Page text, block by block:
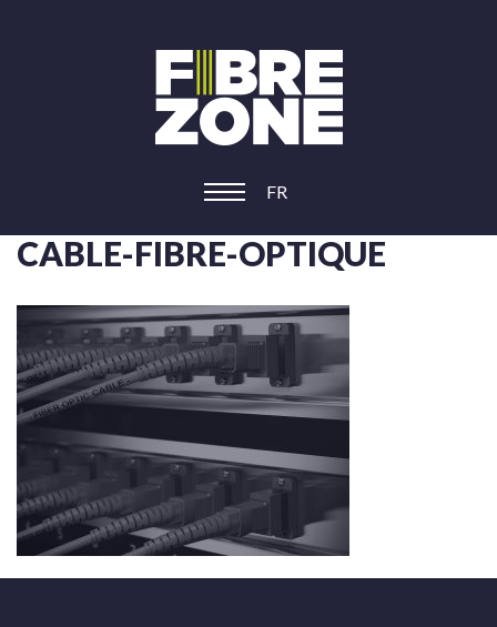
FR
CABLE-FIBRE-OPTIQUE